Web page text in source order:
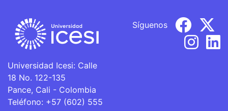
Universidad Icesi: Calle
18 No. 122-135
Pance, Cali - Colombia
Teléfono: +57 (602) 555
Síguenos